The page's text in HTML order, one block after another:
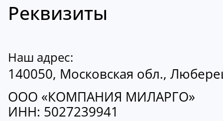
Реквизиты
Наш адрес:
140050, Московская обл.,
ООО «КОМПАНИЯ МИЛАРГО»
ИНН: 5027239941